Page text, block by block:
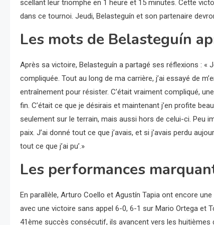
scellant leur triomphe en 1 heure et 15 minutes. Cette
dans ce tournoi. Jeudi, Belasteguín et son partenaire
Les mots de Belasteguín
Après sa victoire, Belasteguín a partagé ses réflexions : «
compliquée. Tout au long de ma carrière, j’ai essayé de
entraînement pour résister. C’était vraiment compliqué,
fin. C’était ce que je désirais et maintenant j’en profite
seulement sur le terrain, mais aussi hors de celui-ci. Peu
paix. J’ai donné tout ce que j’avais, et si j’avais perdu
tout ce que j’ai pu’.»
Les performances
En parallèle, Arturo Coello et Agustín Tapia ont encore
avec une victoire sans appel 6-0, 6-1 sur Mario Ortega et
41ème succès consécutif, ils avancent vers les